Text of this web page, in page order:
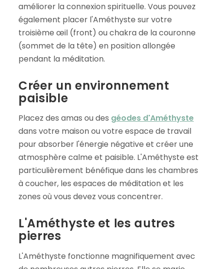
améliorer la connexion spirituelle. Vous pouvez
également placer l'Améthyste sur votre
troisième œil (front) ou chakra de la couronne
(sommet de la tête) en position allongée
pendant la méditation.
Créer un environnement
paisible
Placez des amas ou des géodes d'Améthyste
dans votre maison ou votre espace de travail
pour absorber l'énergie négative et créer une
atmosphère calme et paisible. L'Améthyste est
particulièrement bénéfique dans les chambres
à coucher, les espaces de méditation et les
zones où vous devez vous concentrer.
L'Améthyste et les autres
pierres
L'Améthyste fonctionne magnifiquement avec